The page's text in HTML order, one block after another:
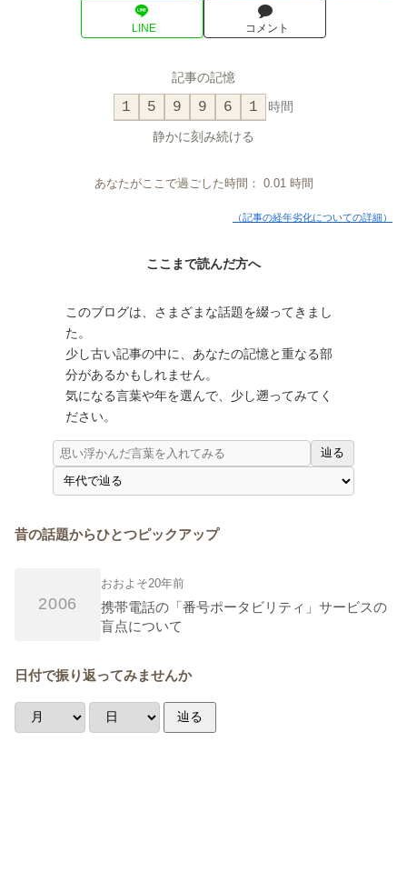
LINE コメント
記事の記憶
1 5 9 9 6 1 時間
静かに刻み続ける
あなたがここで過ごした時間： 0.01時間
（記事の経年劣化についての詳細）
ここまで読んだ方へ
このブログは、さまざまな話題を綴ってきまし
た。
少し古い記事の中に、あなたの記憶と重なる部
分があるかもしれません。
気になる言葉や年を選んで、少し遡ってみてく
ださい。
辿る
昔の話題からひとつピックアップ
2006
おおよそ20年前
携帯電話の「番号ポータビリティ」サービスの
盲点について
日付で振り返ってみませんか
辿る